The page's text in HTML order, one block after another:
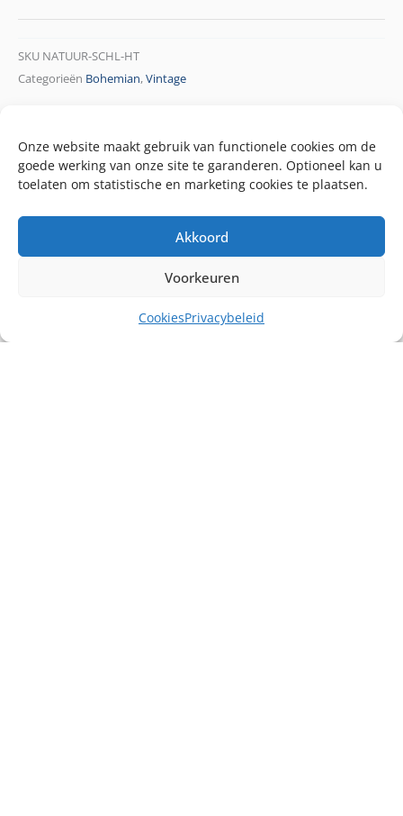
Onze website maakt gebruik van functionele cookies om de
goede werking van onze site te garanderen. Optioneel kan u
toelaten om statistische en marketing cookies te plaatsen.
Akkoord
Voorkeuren
CookiesPrivacybeleid
SKU NATUUR-SCHL-HT
Categorieën Bohemian,Vintage